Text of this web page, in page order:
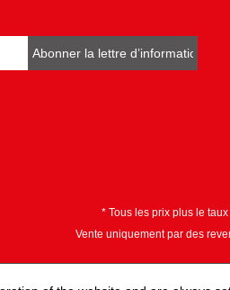
Abonner la lettre d’informations
* Tous les prix plus le
Vente uniquement par des